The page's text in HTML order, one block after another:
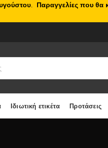
Ιδιωτική ετικέτα Προτάσεις
Παραγγελίες που θα